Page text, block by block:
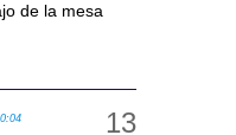
de la mesa